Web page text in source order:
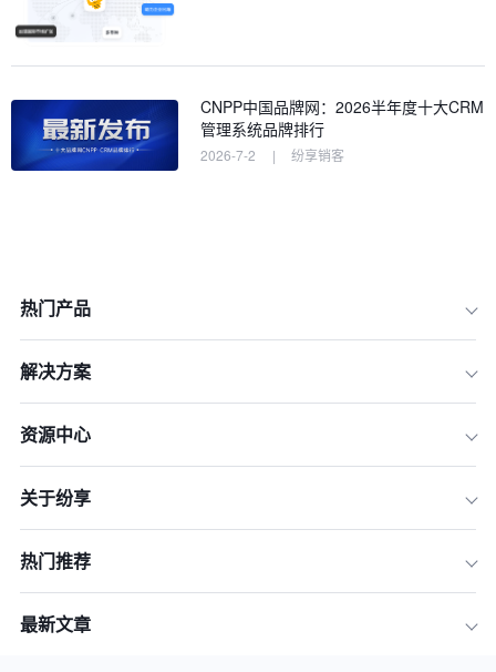
二、CRM的系统价值
CNPP中国品牌网：2026半年度十大CRM
管理系统品牌排行
2026-7-2 | 纷享销客
热门产品
解决方案
资源中心
关于纷享
热门推荐
最新文章